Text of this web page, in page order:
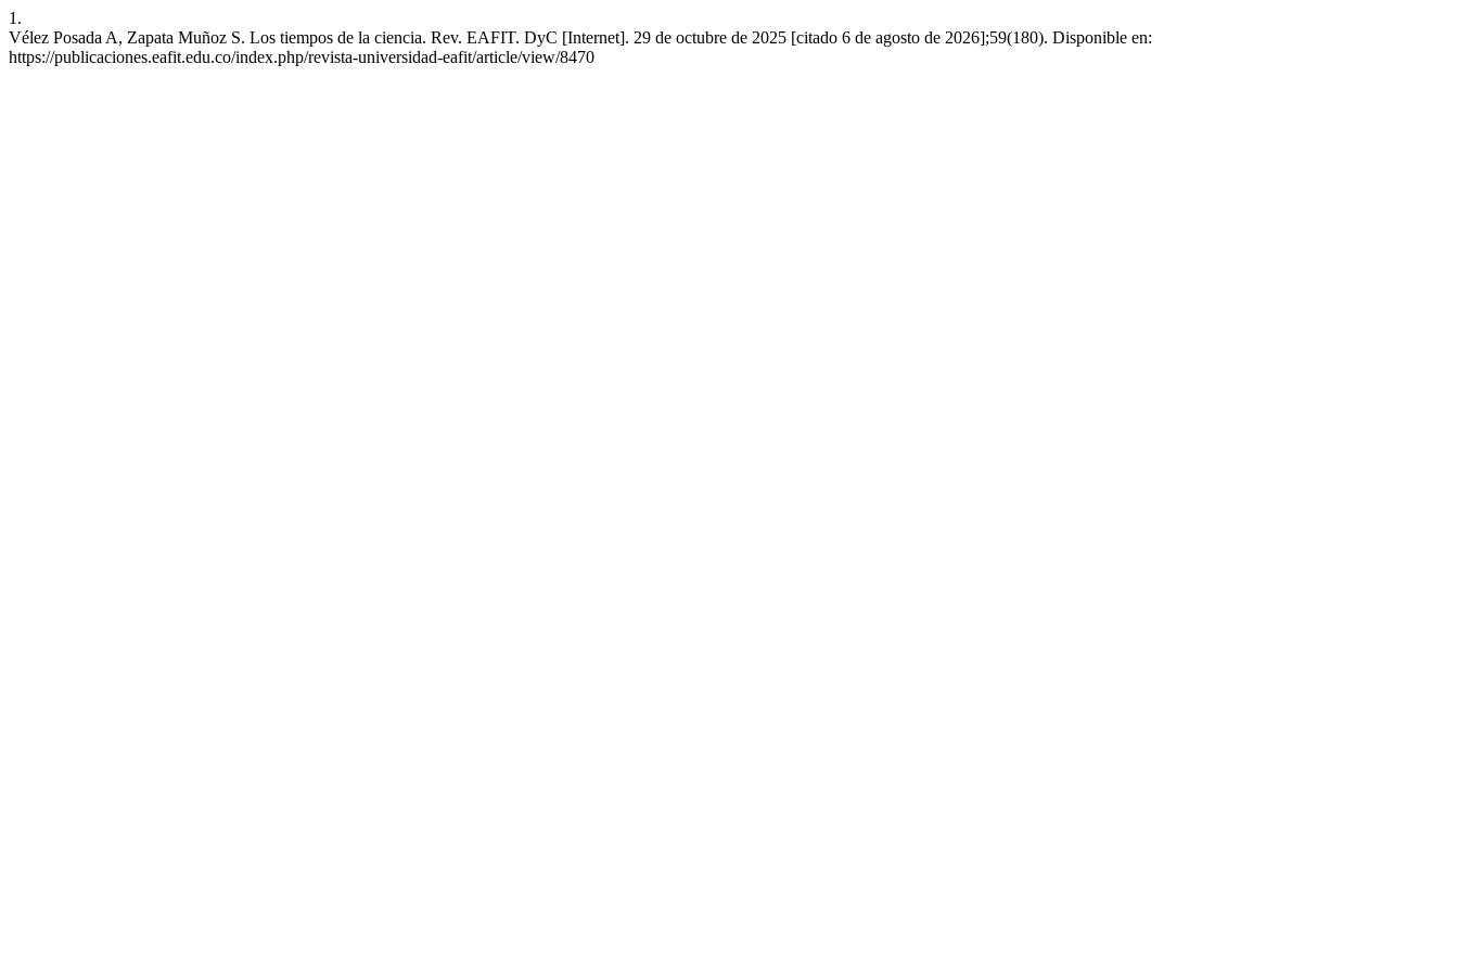
1.
Vélez Posada A, Zapata Muñoz S. Los tiempos de la ciencia. Rev. EAFIT. DyC [Internet]. 29 de octubre de 2025 [citado 6 de agosto de 2026];59(180). Disponible en:
https://publicaciones.eafit.edu.co/index.php/revista-universidad-eafit/article/view/8470